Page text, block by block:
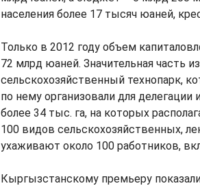
населения более 17 тысяч юаней,
Только в 2012 году объем
72 млрд юаней. Значительная часть
сельскохозяйственный технопарк,
по нему организовали для
более 34 тыс. га, на которых
100 видов сельскохозяйственных,
ухаживают около 100 работников,
Кыргызстанскому премьеру